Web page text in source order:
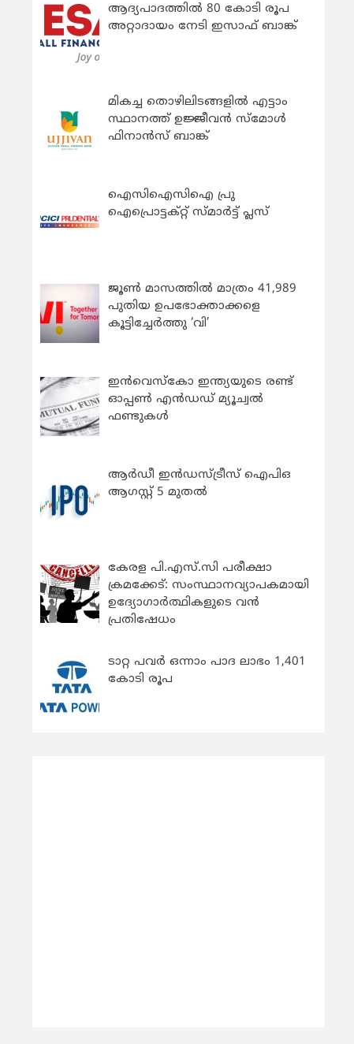
ആദ്യപാദത്തിൽ 80 കോടി രൂപ
അറ്റാദായം നേടി ഇസാഫ് ബാങ്ക്
മികച്ച തൊഴിലിടങ്ങളിൽ എട്ടാം
സ്ഥാനത്ത് ഉജ്ജീവൻ സ്മോൾ
ഫിനാൻസ് ബാങ്ക്
ഐസിഐസിഐ പ്രു
ഐപ്രൊട്ടക്റ്റ് സ്മാർട്ട് പ്ലസ്
ജൂൺ മാസത്തിൽ മാത്രം 41,989
പുതിയ ഉപഭോക്താക്കളെ
കൂട്ടിച്ചേർത്തു ‘വി’
ഇന്‍വെസ്കോ ഇന്ത്യയുടെ രണ്ട്
ഓപ്പണ്‍ എന്‍ഡഡ് മ്യൂച്വല്‍
ഫണ്ടുകള്‍
ആർഡീ ഇൻഡസ്ട്രീസ് ഐപിഒ
ആഗസ്റ്റ് 5 മുതൽ
കേരള പി.എസ്.സി പരീക്ഷാ
ക്രമക്കേട്: സംസ്ഥാനവ്യാപകമായി
ഉദ്യോഗാര്‍ത്ഥികളുടെ വന്‍
പ്രതിഷേധം
ടാറ്റ പവർ ഒന്നാം പാദ ലാഭം 1,401
കോടി രൂപ